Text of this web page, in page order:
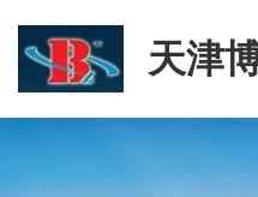
天津
司